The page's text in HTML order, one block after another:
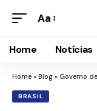
Aa
Home Notícias
Home » Blog » Governo de
BRASIL